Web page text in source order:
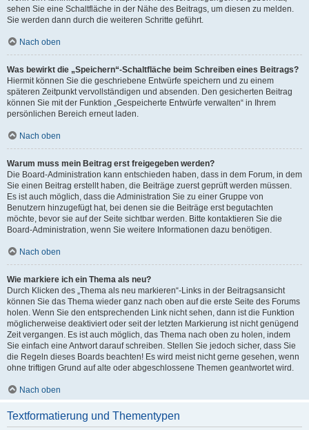
sehen Sie eine Schaltfläche in der Nähe des Beitrags, um diesen zu melden.
Sie werden dann durch die weiteren Schritte geführt.
Nach oben
Was bewirkt die „Speichern“-Schaltfläche beim Schreiben eines Beitrags?
Hiermit können Sie die geschriebene Entwürfe speichern und zu einem
späteren Zeitpunkt vervollständigen und absenden. Den gesicherten Beitrag
können Sie mit der Funktion „Gespeicherte Entwürfe verwalten“ in Ihrem
persönlichen Bereich erneut laden.
Nach oben
Warum muss mein Beitrag erst freigegeben werden?
Die Board-Administration kann entschieden haben, dass in dem Forum, in dem
Sie einen Beitrag erstellt haben, die Beiträge zuerst geprüft werden müssen.
Es ist auch möglich, dass die Administration Sie zu einer Gruppe von
Benutzern hinzugefügt hat, bei denen sie die Beiträge erst begutachten
möchte, bevor sie auf der Seite sichtbar werden. Bitte kontaktieren Sie die
Board-Administration, wenn Sie weitere Informationen dazu benötigen.
Nach oben
Wie markiere ich ein Thema als neu?
Durch Klicken des „Thema als neu markieren“-Links in der Beitragsansicht
können Sie das Thema wieder ganz nach oben auf die erste Seite des Forums
holen. Wenn Sie den entsprechenden Link nicht sehen, dann ist die Funktion
möglicherweise deaktiviert oder seit der letzten Markierung ist nicht genügend
Zeit vergangen. Es ist auch möglich, das Thema nach oben zu holen, indem
Sie einfach eine Antwort darauf schreiben. Stellen Sie jedoch sicher, dass Sie
die Regeln dieses Boards beachten! Es wird meist nicht gerne gesehen, wenn
ohne triftigen Grund auf alte oder abgeschlossene Themen geantwortet wird.
Nach oben
Textformatierung und Thementypen